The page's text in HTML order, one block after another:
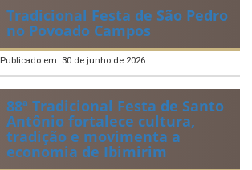
Tradicional Festa de São Pedro
no Povoado Campos
Publicado em: 30 de junho de 2026
88ª Tradicional Festa de Santo
Antônio fortalece cultura,
tradição e movimenta a
economia de Ibimirim